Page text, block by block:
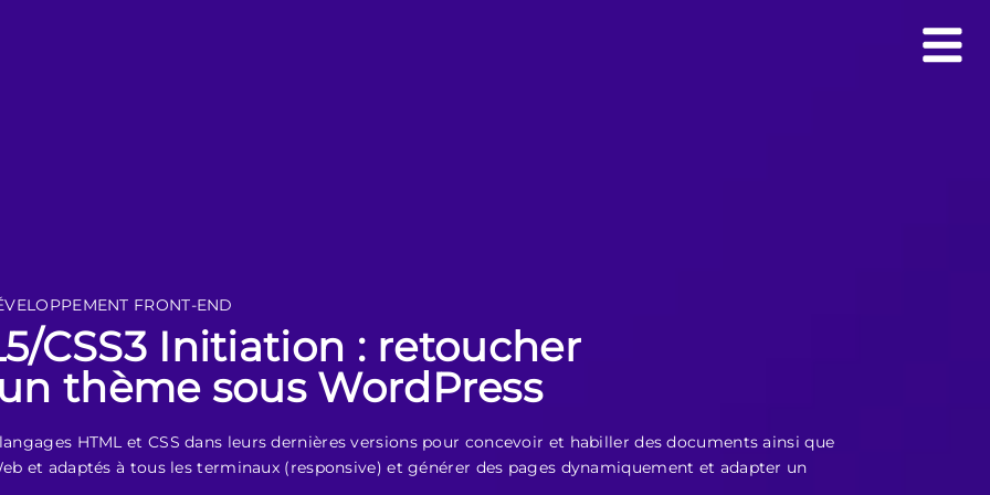
FRONT-END
CSS3 Initiation : retoucher
thème sous WordPress
HTML et CSS dans leurs dernières versions pour concevoir et habiller des documents ainsi que
et adaptés à tous les terminaux (responsive) et générer des pages dynamiquement et adapter un